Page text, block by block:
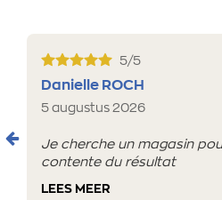
5/5
Danielle ROCH
5 augustus 2026
Je cherche un magasin
contente du résultat
LEES MEER